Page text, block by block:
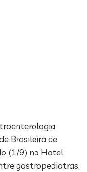
Brasileira de
(1/9) no Hotel
gastropediatras,